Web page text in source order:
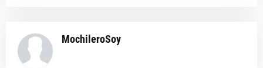
MochileroSoy